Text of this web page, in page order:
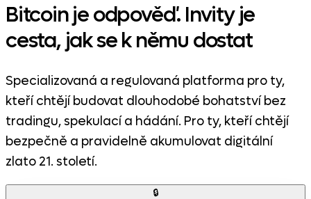
Bitcoin je odpověď. Invity je
cesta, jak se k němu dostat
Specializovaná a regulovaná platforma pro ty,
kteří chtějí budovat dlouhodobé bohatství bez
tradingu, spekulací a hádání. Pro ty, kteří chtějí
bezpečně a pravidelně akumulovat digitální
zlato 21. století.
🔒